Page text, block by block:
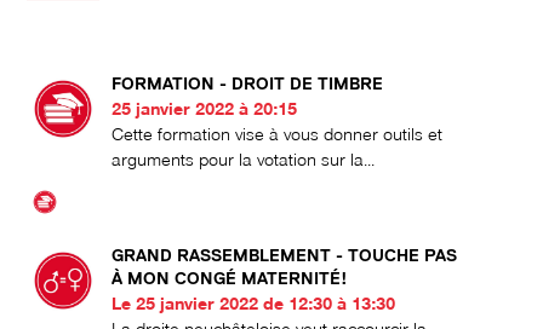
FORMATION - DROIT DE TIMBRE
25 janvier 2022 à 20:15
Cette formation vise à vous donner outils et
arguments pour la votation sur la...
GRAND RASSEMBLEMENT - TOUCHE PAS
À MON CONGÉ MATERNITÉ!
Le 25 janvier 2022 de 12:30 à 13:30